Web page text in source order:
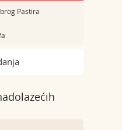
Pastira